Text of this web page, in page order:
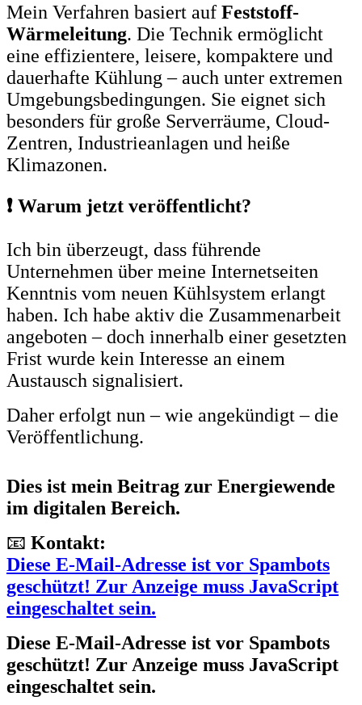
Mein Verfahren basiert auf Feststoff-
Wärmeleitung. Die Technik ermöglicht
eine effizientere, leisere, kompaktere und
dauerhafte Kühlung – auch unter extremen
Umgebungsbedingungen. Sie eignet sich
besonders für große Serverräume, Cloud-
Zentren, Industrieanlagen und heiße
Klimazonen.
❗ Warum jetzt veröffentlicht?
Ich bin überzeugt, dass führende
Unternehmen über meine Internetseiten
Kenntnis vom neuen Kühlsystem erlangt
haben. Ich habe aktiv die Zusammenarbeit
angeboten – doch innerhalb einer gesetzten
Frist wurde kein Interesse an einem
Austausch signalisiert.
Daher erfolgt nun – wie angekündigt – die
Veröffentlichung.
Dies ist mein Beitrag zur Energiewende
im digitalen Bereich.
📧 Kontakt:
Diese E-Mail-Adresse ist vor Spambots
geschützt! Zur Anzeige muss JavaScript
eingeschaltet sein.
Diese E-Mail-Adresse ist vor Spambots
geschützt! Zur Anzeige muss JavaScript
eingeschaltet sein.